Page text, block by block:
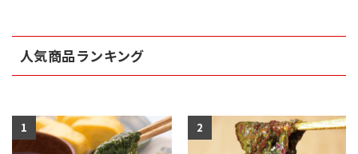
人気商品ランキング
1 2